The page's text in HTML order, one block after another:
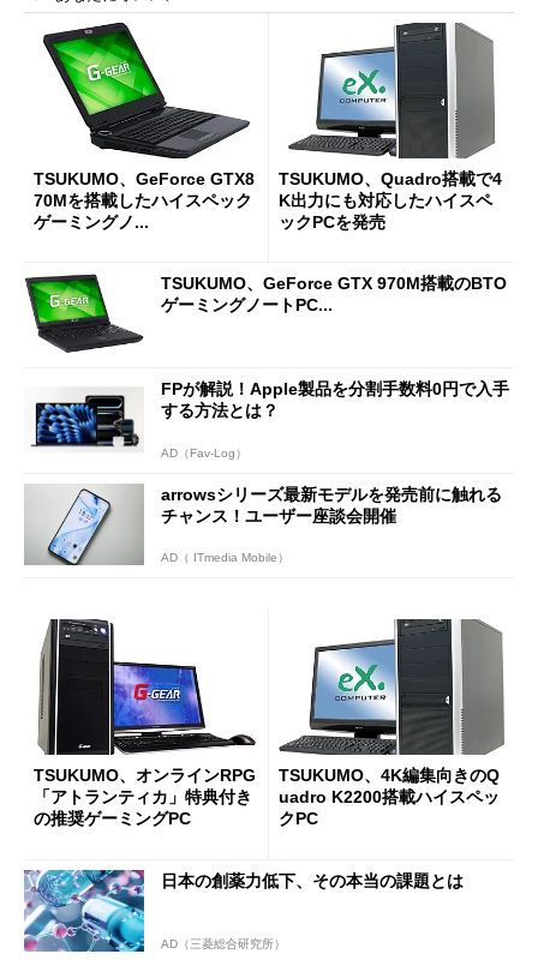
TSUKUMO、GeForce GTX8
70Mを搭載したハイスペック
ゲーミングノ...
TSUKUMO、Quadro搭載で4
K出力にも対応したハイスペ
ックPCを発売
TSUKUMO、GeForce GTX 970M搭載のBTO
ゲーミングノートPC...
FPが解説！Apple製品を分割手数料0円で入手
する方法とは？
AD（Fav-Log）
arrowsシリーズ最新モデルを発売前に触れる
チャンス！ユーザー座談会開催
AD（ ITmedia Mobile）
TSUKUMO、オンラインRPG
「アトランティカ」特典付き
の推奨ゲーミングPC
TSUKUMO、4K編集向きのQ
uadro K2200搭載ハイスペッ
クPC
日本の創薬力低下、その本当の課題とは
AD（三菱総合研究所）